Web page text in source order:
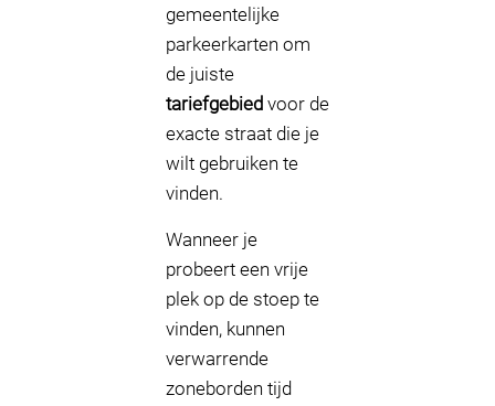
gemeentelijke
parkeerkarten om
de juiste
tariefgebied voor de
exacte straat die je
wilt gebruiken te
vinden.
Wanneer je
probeert een vrije
plek op de stoep te
vinden, kunnen
verwarrende
zoneborden tijd